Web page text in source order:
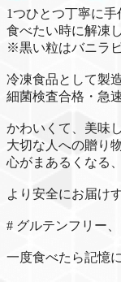
1つひとつ丁寧に手
食べたい時に解凍
※黒い粒はバニラ
冷凍食品として製
細菌検査合格・急
かわいくて、美味
大切な人への贈り
心がまあるくなる
より安全にお届け
# グルテンフリー
一度食べたら記憶